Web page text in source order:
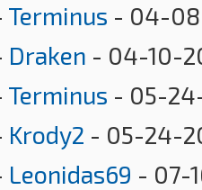
Terminus - 04-
Draken - 04-10-
Terminus - 05-
Krody2 - 05-24-
Leonidas69 - 07-